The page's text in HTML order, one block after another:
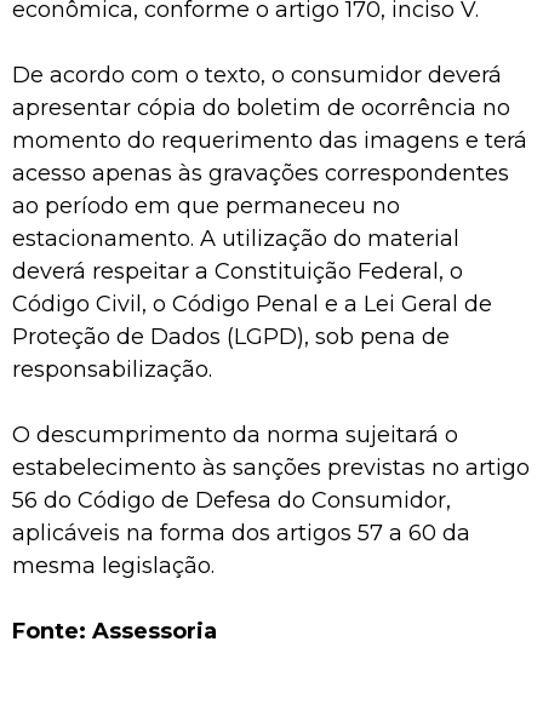
econômica, conforme o artigo 170, inciso V.
De acordo com o texto, o consumidor deverá
apresentar cópia do boletim de ocorrência no
momento do requerimento das imagens e terá
acesso apenas às gravações correspondentes
ao período em que permaneceu no
estacionamento. A utilização do material
deverá respeitar a Constituição Federal, o
Código Civil, o Código Penal e a Lei Geral de
Proteção de Dados (LGPD), sob pena de
responsabilização.
O descumprimento da norma sujeitará o
estabelecimento às sanções previstas no artigo
56 do Código de Defesa do Consumidor,
aplicáveis na forma dos artigos 57 a 60 da
mesma legislação.
Fonte: Assessoria